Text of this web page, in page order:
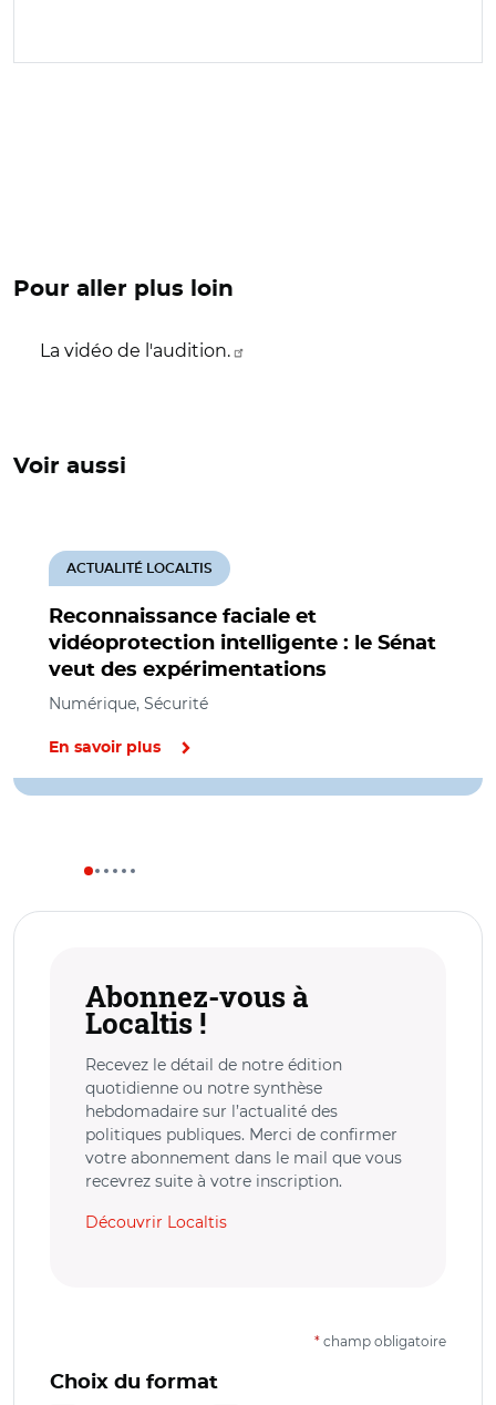
Pour aller plus loin
La vidéo de l'audition.
Voir aussi
Reconnaissance faciale et
vidéoprotection intelligente : le Sénat
veut des expérimentations
ACTUALITÉ LOCALTIS
Numérique, Sécurité
En savoir plus
Abonnez-vous à
Localtis !
Recevez le détail de notre édition
quotidienne ou notre synthèse
hebdomadaire sur l’actualité des
politiques publiques. Merci de confirmer
votre abonnement dans le mail que vous
recevrez suite à votre inscription.
Découvrir Localtis
* champ obligatoire
Choix du format